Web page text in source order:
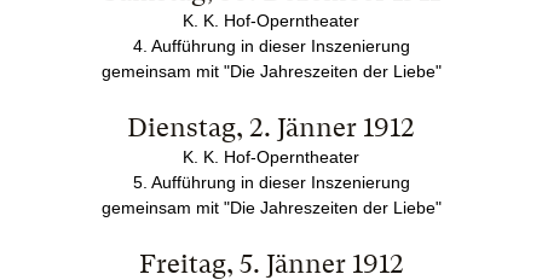
K. K. Hof-Operntheater
4. Aufführung in dieser Inszenierung
gemeinsam mit "Die Jahreszeiten der Liebe"
Dienstag, 2. Jänner 1912
K. K. Hof-Operntheater
5. Aufführung in dieser Inszenierung
gemeinsam mit "Die Jahreszeiten der Liebe"
Freitag, 5. Jänner 1912